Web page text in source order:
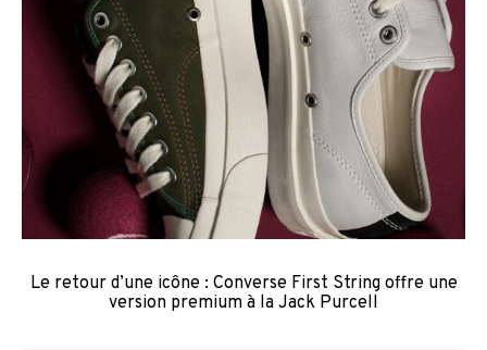
Le retour d’une icône : Converse First String offre une
version premium à la Jack Purcell